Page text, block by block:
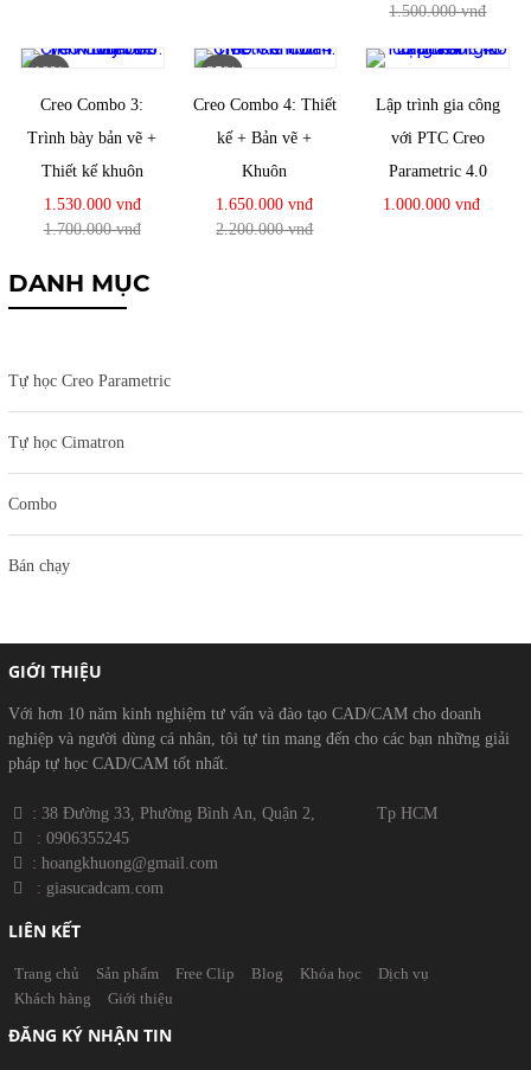
1.500.000 vnđ
10%
Creo Combo 3:
Trình bày bản vẽ +
Thiết kế khuôn
1.530.000 vnđ
1.700.000 vnđ
25%
Creo Combo 4: Thiết
kế + Bản vẽ +
Khuôn
1.650.000 vnđ
2.200.000 vnđ
Lập trình gia công
với PTC Creo
Parametric 4.0
1.000.000 vnđ
DANH MỤC
Tự học Creo Parametric
Tự học Cimatron
Combo
Bán chạy
GIỚI THIỆU
Với hơn 10 năm kinh nghiệm tư vấn và đào tạo CAD/CAM cho doanh
nghiệp và người dùng cá nhân, tôi tự tin mang đến cho các bạn những giải
pháp tự học CAD/CAM tốt nhất.
​​ : 38 Đường 33, Phường Bình An, Quận 2, Tp HCM
: 0906355245
​ : hoangkhuong@gmail.com
: giasucadcam.com
LIÊN KẾT
Trang chủ Sản phẩm Free Clip Blog Khóa học
Dịch vụ
Khách hàng
Giới thiệu
ĐĂNG KÝ NHẬN TIN